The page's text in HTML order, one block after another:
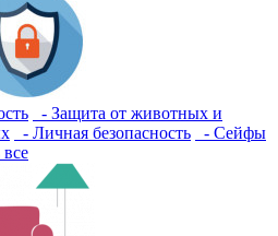
- Защита от животных и
- Личная безопасность
- Сейфы